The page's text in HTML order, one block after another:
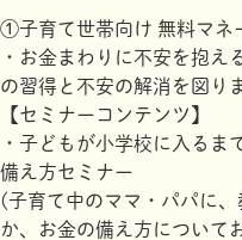
①子育て世帯向け 無料マネ
・お金まわりに不安を抱え
の習得と不安の解消を図り
【セミナーコンテンツ】
・子どもが小学校に入るま
備え方セミナー
(子育て中のママ・パパに
か、お金の備え方について